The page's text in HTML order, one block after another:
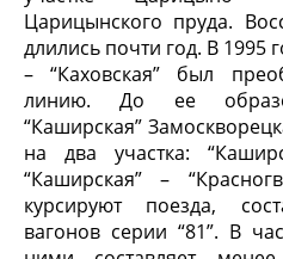
Царицынского пруда.
длились почти год. В 1995
– “Каховская” был
линию. До ее
“Каширская”
на два участка:
“Каширская” –
курсируют поезда,
вагонов серии “81”. В